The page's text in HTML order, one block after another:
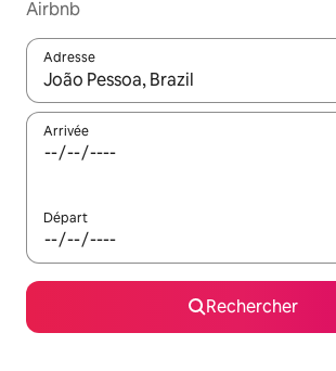
Airbnb
Adresse
Lorsque les résultats s'affichent, utilisez
Arrivée
Départ
Rechercher